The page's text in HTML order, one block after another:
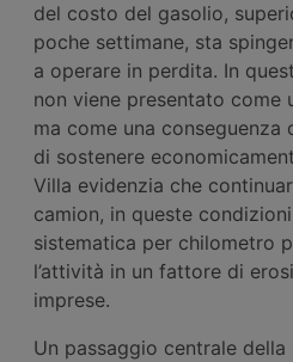
del costo del gasolio,
poche settimane, sta
a operare in perdita. In
non viene presentato come
ma come una conseguenza
di sostenere
Villa evidenzia che
camion, in queste
sistematica per chilometro
l’attività in un fattore di
imprese.
Un passaggio centrale